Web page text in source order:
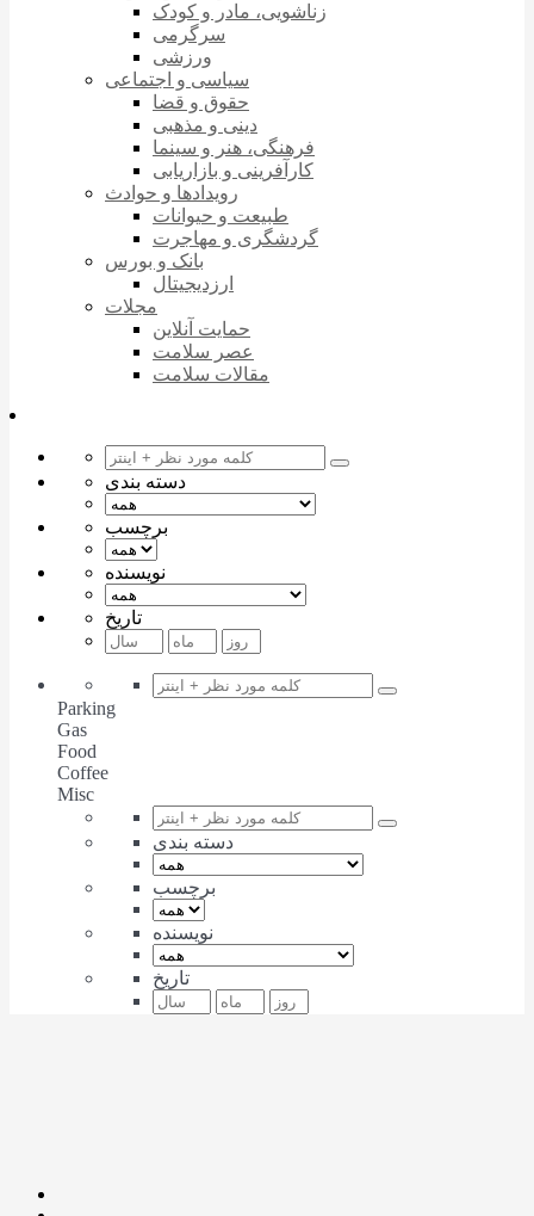
زناشویی، مادر و کودک
سرگرمی
ورزشی
سیاسی و اجتماعی
حقوق و قضا
دینی و مذهبی
فرهنگی، هنر و سینما
کارآفرینی و بازاریابی
رویدادها و حوادث
طبیعت و حیوانات
گردشگری و مهاجرت
بانک و بورس
ارزدیجیتال
مجلات
حمایت آنلاین
عصر سلامت
مقالات سلامت
دسته بندی
برچسب
نویسنده
تاریخ
Parking
Gas
Food
Coffee
Misc
دسته بندی
برچسب
نویسنده
تاریخ